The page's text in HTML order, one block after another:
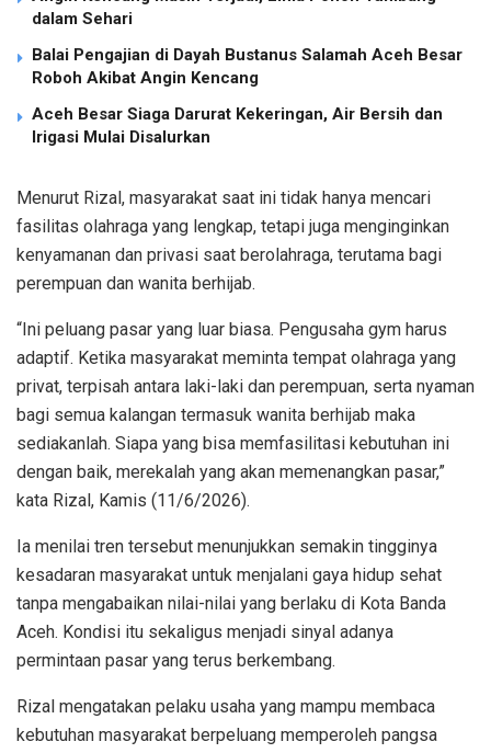
dalam Sehari
Balai Pengajian di Dayah Bustanus Salamah Aceh Besar
Roboh Akibat Angin Kencang
Aceh Besar Siaga Darurat Kekeringan, Air Bersih dan
Irigasi Mulai Disalurkan
Menurut Rizal, masyarakat saat ini tidak hanya mencari
fasilitas olahraga yang lengkap, tetapi juga menginginkan
kenyamanan dan privasi saat berolahraga, terutama bagi
perempuan dan wanita berhijab.
“Ini peluang pasar yang luar biasa. Pengusaha gym harus
adaptif. Ketika masyarakat meminta tempat olahraga yang
privat, terpisah antara laki-laki dan perempuan, serta nyaman
bagi semua kalangan termasuk wanita berhijab maka
sediakanlah. Siapa yang bisa memfasilitasi kebutuhan ini
dengan baik, merekalah yang akan memenangkan pasar,”
kata Rizal, Kamis (11/6/2026).
Ia menilai tren tersebut menunjukkan semakin tingginya
kesadaran masyarakat untuk menjalani gaya hidup sehat
tanpa mengabaikan nilai-nilai yang berlaku di Kota Banda
Aceh. Kondisi itu sekaligus menjadi sinyal adanya
permintaan pasar yang terus berkembang.
Rizal mengatakan pelaku usaha yang mampu membaca
kebutuhan masyarakat berpeluang memperoleh pangsa